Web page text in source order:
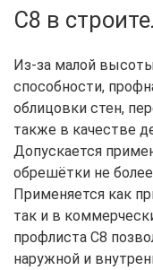
С8 в
Из-за малой
способности,
облицовки стен,
также в качестве
Допускается
обрешётки не
Применяется как
так и в
профлиста С8
наружной и